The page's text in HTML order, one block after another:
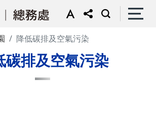
降低碳排及空氣污染
碳排及空氣污染